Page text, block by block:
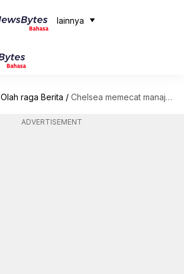
lainnya
Olah raga Berita / Chelsea memecat manajer Graham Potter: Mengupas statistiknya
ADVERTISEMENT